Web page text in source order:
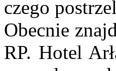
czego
Obecnie
RP. Hotel